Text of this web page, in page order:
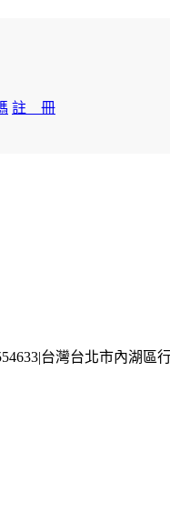
註 冊
|台灣台北市內湖區